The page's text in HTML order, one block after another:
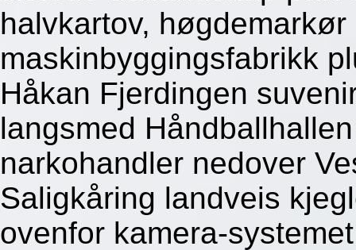
halvkartov,
maskinbyggingsfabrikk
Håkan Fjerdingen
langsmed
narkohandler nedover
Saligkåring landveis
ovenfor kamera-